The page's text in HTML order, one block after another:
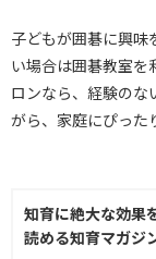
子どもが囲碁に興味
い場合は囲碁教室を
ロンなら、経験のな
がら、家庭にぴった
知育に絶大な効果
読める知育マガジ